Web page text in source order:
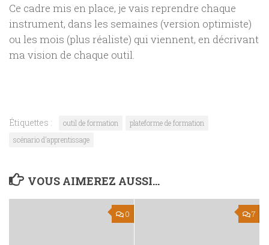
Ce cadre mis en place, je vais reprendre chaque
instrument, dans les semaines (version optimiste)
ou les mois (plus réaliste) qui viennent, en décrivant
ma vision de chaque outil.
Étiquettes : outil de formation
plateforme de formation
scénario d'apprentissage
VOUS AIMEREZ AUSSI...
0 7